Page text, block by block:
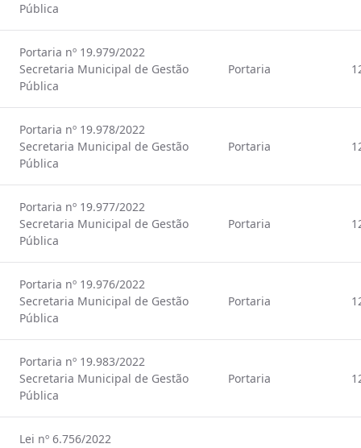
Pública
Portaria nº 19.979/2022
Secretaria Municipal de Gestão
Pública
Portaria
Portaria nº 19.978/2022
Secretaria Municipal de Gestão
Pública
Portaria
Portaria nº 19.977/2022
Secretaria Municipal de Gestão
Pública
Portaria
Portaria nº 19.976/2022
Secretaria Municipal de Gestão
Pública
Portaria
Portaria nº 19.983/2022
Secretaria Municipal de Gestão
Pública
Portaria
Lei nº 6.756/2022